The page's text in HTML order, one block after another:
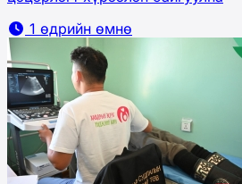
1 өдрийн өмнө